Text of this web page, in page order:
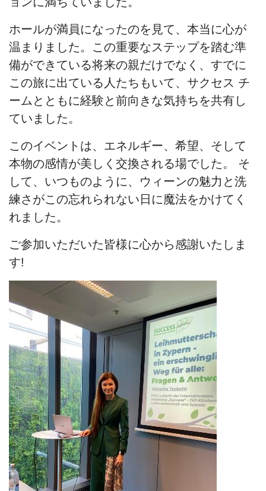
ホールが満員になったのを見て、本当に心が
温まりました。この重要なステップを踏む準
備ができている将来の親だけでなく、すでに
この旅に出ている人たちもいて、サクセス チ
ームとともに経験と前向きな気持ちを共有し
ていました。
このイベントは、エネルギー、希望、そして
本物の感情が美しく交換される場でした。 そ
して、いつものように、ウィーンの魅力と洗
練さがこの忘れられない日に魔法をかけてく
れました。
ご参加いただいた皆様に心から感謝いたしま
す!